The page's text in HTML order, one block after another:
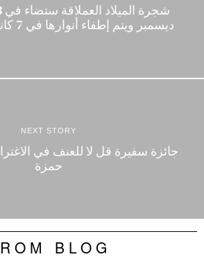
ديسمبر ويتم إطفاء أنوارها في 7 كانون الثاني / يناير
NEXT STORY
جائزة سفيرة قل لا للعنف في
حمزة
BLOG